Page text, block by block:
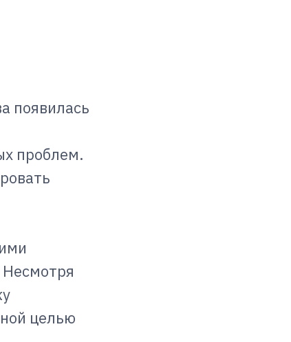
появилась
проблем.
целью